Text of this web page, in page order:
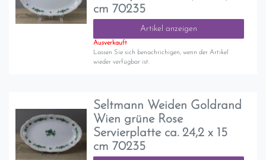
cm 70235
Artikel anzeigen
Ausverkauft
Lassen Sie sich benachrichigen, wenn der Artikel
wieder verfügbar ist.
Seltmann Weiden Goldrand
Wien grüne Rose
Servierplatte ca. 24,2 x 15
cm 70235